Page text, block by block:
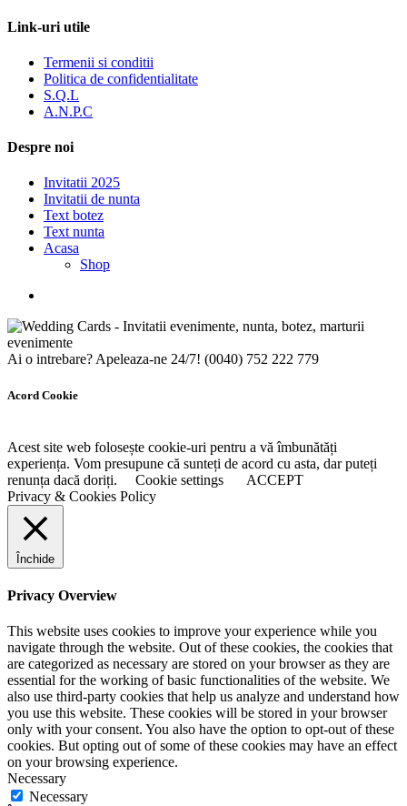
Link-uri utile
Termenii si conditii
Politica de confidentialitate
S.Q.L
A.N.P.C
Despre noi
Invitatii 2025
Invitatii de nunta
Text botez
Text nunta
Acasa
Shop
Ai o intrebare? Apeleaza-ne 24/7! (0040) 752 222 779
Acord Cookie
Acest site web folosește cookie-uri pentru a vă îmbunătăți
experiența. Vom presupune că sunteți de acord cu asta, dar puteți
renunța dacă doriți.
Cookie settings
ACCEPT
Privacy & Cookies Policy
Închide
Privacy Overview
This website uses cookies to improve your experience while you
navigate through the website. Out of these cookies, the cookies that
are categorized as necessary are stored on your browser as they are
essential for the working of basic functionalities of the website. We
also use third-party cookies that help us analyze and understand how
you use this website. These cookies will be stored in your browser
only with your consent. You also have the option to opt-out of these
cookies. But opting out of some of these cookies may have an effect
on your browsing experience.
Necessary
Necessary